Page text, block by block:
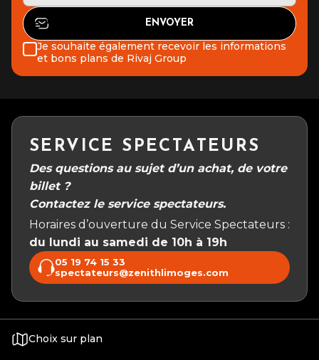
Je souhaite également recevoir les informations
et bons plans de Rivaj Group
SERVICE SPECTATEURS
Des questions au sujet d’un achat, de votre
billet ?
Contactez le service spectateurs.
Horaires d’ouverture du Service Spectateurs :
du lundi au samedi de 10h à 19h
05 19 74 15 33
spectateurs@zenithlimoges.com
Choix sur plan